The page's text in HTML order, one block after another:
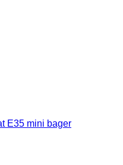
E35 mini bager